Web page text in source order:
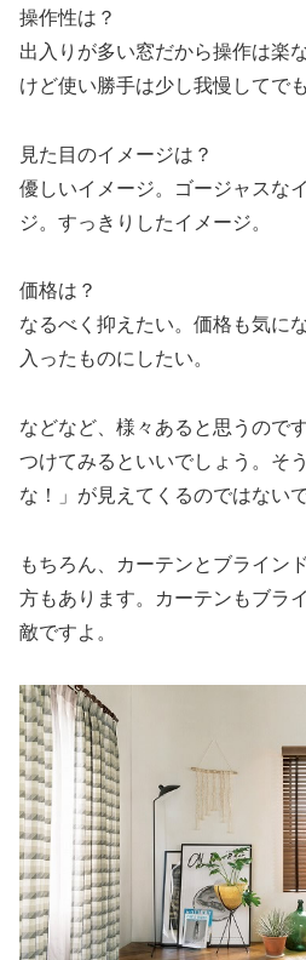
操作性は？
出入りが多い窓だから操作は楽
けど使い勝手は少し我慢してで
見た目のイメージは？
優しいイメージ。ゴージャスな
ジ。すっきりしたイメージ。
価格は？
なるべく抑えたい。価格も気に
入ったものにしたい。
などなど、様々あると思うので
つけてみるといいでしょう。そ
な！」が見えてくるのではない
もちろん、カーテンとブライン
方もあります。カーテンもブラ
敵ですよ。